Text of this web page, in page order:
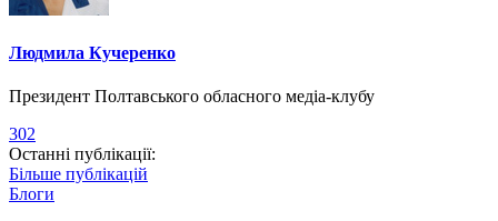
Людмила Кучеренко
Президент Полтавського обласного медіа-клубу
302
Останні публікації:
Більше публікацій
Блоги